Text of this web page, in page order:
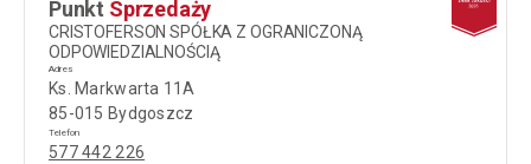
Punkt Sprzedaży
CRISTOFERSON SPÓŁKA Z OGRANICZONĄ
ODPOWIEDZIALNOŚCIĄ
Adres
Ks. Markwarta 11A
85-015 Bydgoszcz
Telefon
577 442 226